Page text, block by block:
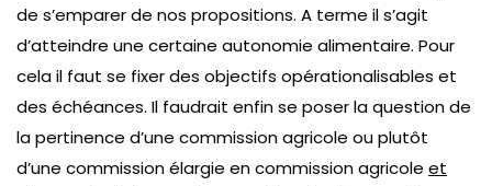
de s’emparer de nos propositions. A terme il s’agit
d’atteindre une certaine autonomie alimentaire. Pour
cela il faut se fixer des objectifs opérationalisables et
des échéances. Il faudrait enfin se poser la question de
la pertinence d’une commission agricole ou plutôt
d’une commission élargie en commission agricole et